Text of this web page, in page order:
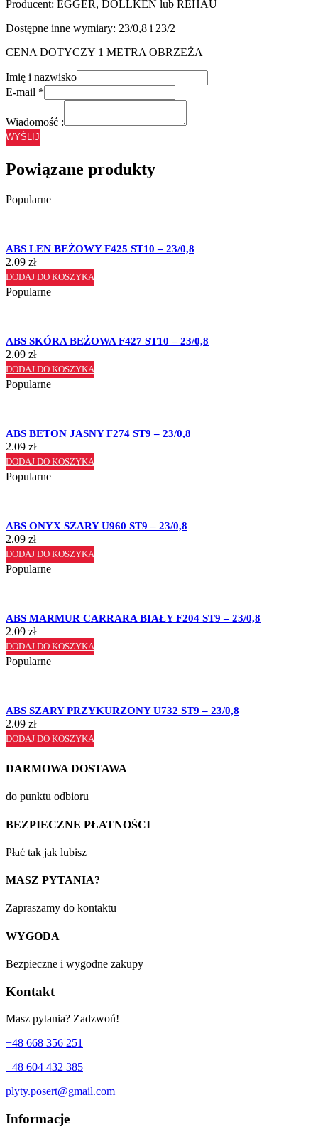
Producent: EGGER, DÖLLKEN lub REHAU
Dostępne inne wymiary: 23/0,8 i 23/2
CENA DOTYCZY 1 METRA OBRZEŻA
Imię i nazwisko
E-mail *
Wiadomość :
WYŚLIJ
Powiązane produkty
Popularne
ABS LEN BEŻOWY F425 ST10 – 23/0,8
2.09 zł
DODAJ DO KOSZYKA
Popularne
ABS SKÓRA BEŻOWA F427 ST10 – 23/0,8
2.09 zł
DODAJ DO KOSZYKA
Popularne
ABS BETON JASNY F274 ST9 – 23/0,8
2.09 zł
DODAJ DO KOSZYKA
Popularne
ABS ONYX SZARY U960 ST9 – 23/0,8
2.09 zł
DODAJ DO KOSZYKA
Popularne
ABS MARMUR CARRARA BIAŁY F204 ST9 – 23/0,8
2.09 zł
DODAJ DO KOSZYKA
Popularne
ABS SZARY PRZYKURZONY U732 ST9 – 23/0,8
2.09 zł
DODAJ DO KOSZYKA
DARMOWA DOSTAWA
do punktu odbioru
BEZPIECZNE PŁATNOŚCI
Płać tak jak lubisz
MASZ PYTANIA?
Zapraszamy do kontaktu
WYGODA
Bezpieczne i wygodne zakupy
Kontakt
Masz pytania? Zadzwoń!
+48 668 356 251
+48 604 432 385
plyty.posert@gmail.com
Informacje